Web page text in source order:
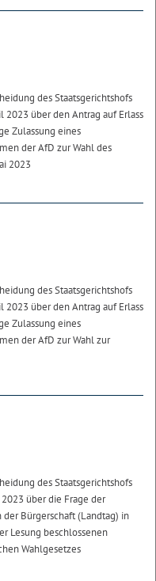
des Staatsgerichtshofs
2023 über den Antrag auf Erlass
Zulassung eines
der AfD zur Wahl des
2023
des Staatsgerichtshofs
2023 über den Antrag auf Erlass
Zulassung eines
der AfD zur Wahl zur
des Staatsgerichtshofs
über die Frage der
Bürgerschaft (Landtag) in
Lesung beschlossenen
Wahlgesetzes